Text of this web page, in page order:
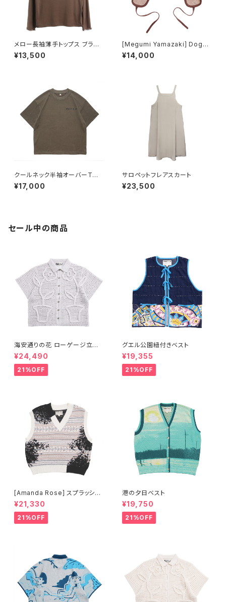
メロー長袖薄手トップス ブラウ
ン
¥13,500
[Megumi Yamazaki] Dogs
Know Everything ニットフラ
イトキャップ ベージュ
¥14,000
クールネック半袖オーバーTシャ
ツ ダークグレー
¥17,000
サロペットフレアスカート
¥23,500
セール中の商品
海安通りの花 ローゲージ立体
オープンシャツ- ライトグレー
¥24,490
21%OFF
グエル公園紐付きベスト
¥19,355
21%OFF
[Amanda Rose] スプラッシュ
インク風フェアアイル ベスト
¥21,330
21%OFF
港の夕日ベスト
¥19,750
21%OFF